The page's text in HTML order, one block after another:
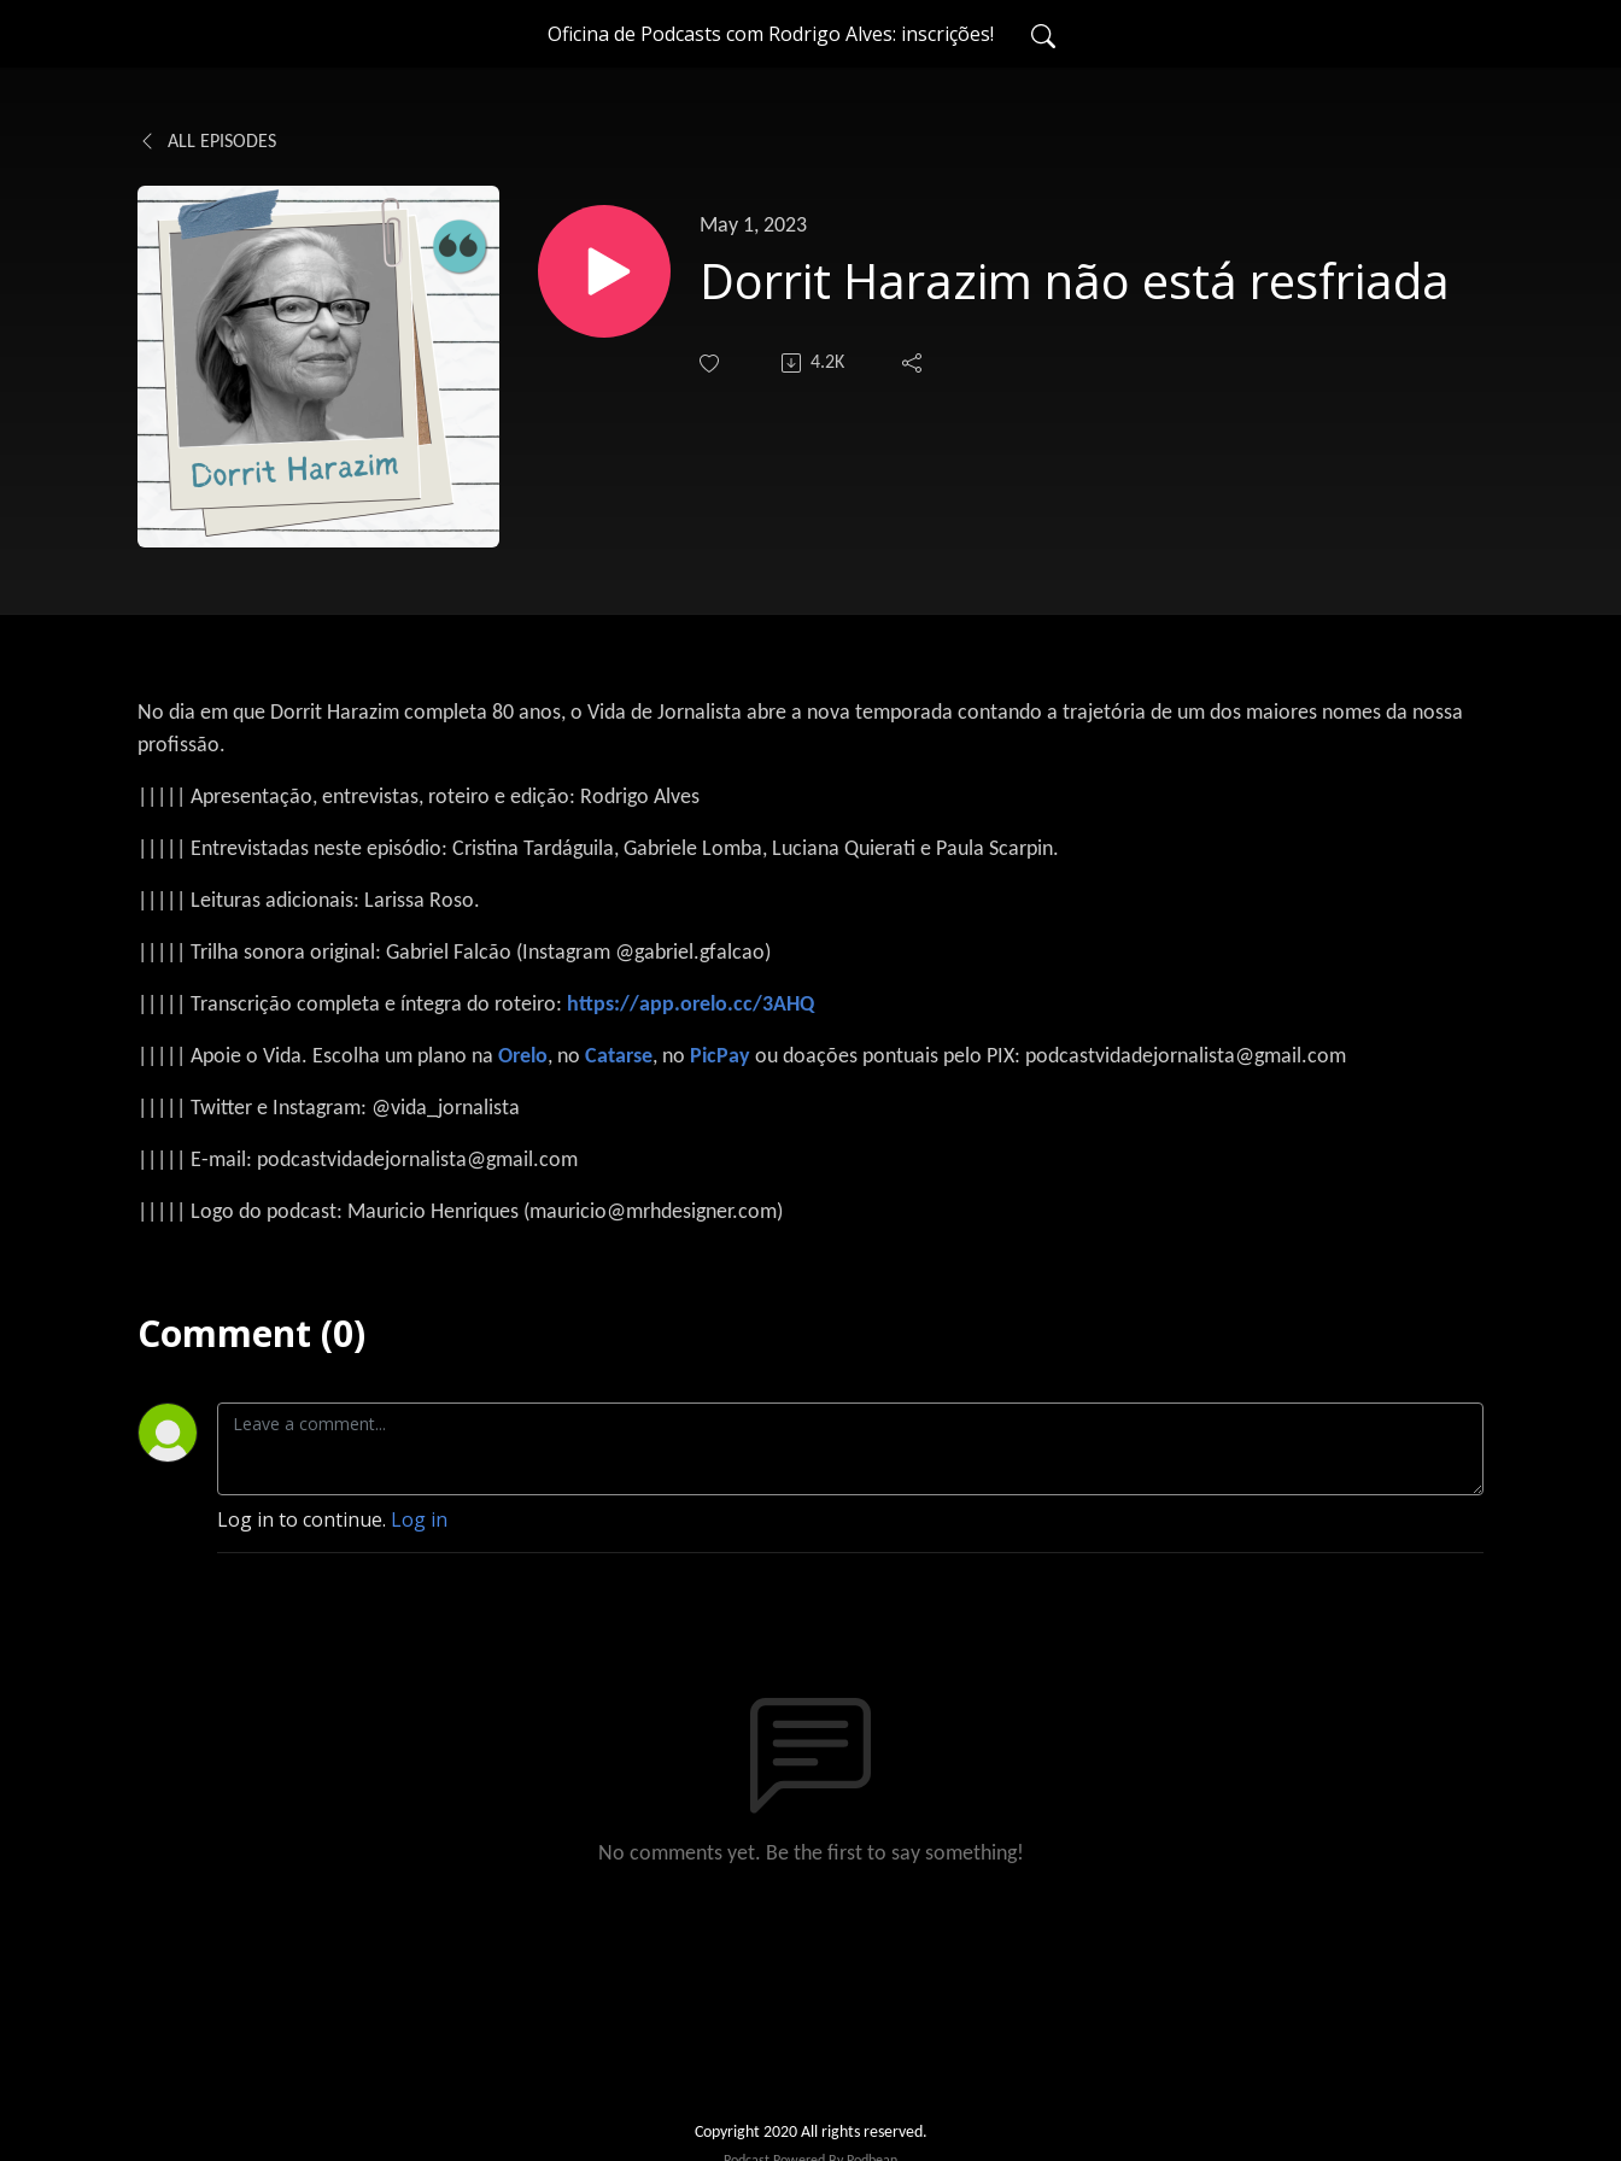
Oficina de Podcasts com Rodrigo Alves: inscrições!
ALL EPISODES
May 1, 2023
Dorrit Harazim não está resfriada
4.2K
No dia em que Dorrit Harazim completa 80 anos, o Vida de Jornalista abre a nova temporada contando a trajetória de um dos maiores nomes da nossa
profissão.
||||| Apresentação, entrevistas, roteiro e edição: Rodrigo Alves
||||| Entrevistadas neste episódio: Cristina Tardáguila, Gabriele Lomba, Luciana Quierati e Paula Scarpin.
||||| Leituras adicionais: Larissa Roso.
||||| Trilha sonora original: Gabriel Falcão (Instagram @gabriel.gfalcao)
||||| Transcrição completa e íntegra do roteiro: https://app.orelo.cc/3AHQ
||||| Apoie o Vida. Escolha um plano na Orelo, no Catarse, no PicPay ou doações pontuais pelo PIX: podcastvidadejornalista@gmail.com
||||| Twitter e Instagram: @vida_jornalista
||||| E-mail: podcastvidadejornalista@gmail.com
||||| Logo do podcast: Mauricio Henriques (mauricio@mrhdesigner.com)
Comment (0)
Log in to continue. Log in
No comments yet. Be the first to say something!
Copyright 2020 All rights reserved.